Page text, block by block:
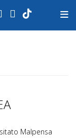
.
Malpensa